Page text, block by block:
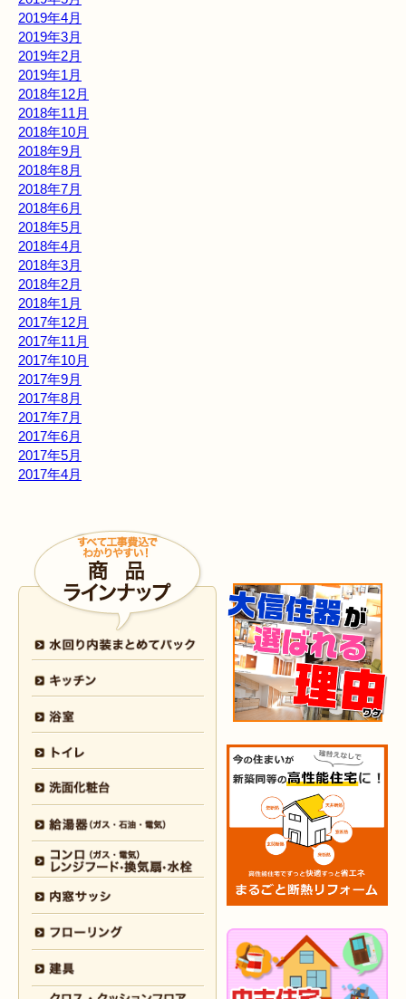
2019年4月
2019年3月
2019年2月
2019年1月
2018年12月
2018年11月
2018年10月
2018年9月
2018年8月
2018年7月
2018年6月
2018年5月
2018年4月
2018年3月
2018年2月
2018年1月
2017年12月
2017年11月
2017年10月
2017年9月
2017年8月
2017年7月
2017年6月
2017年5月
2017年4月